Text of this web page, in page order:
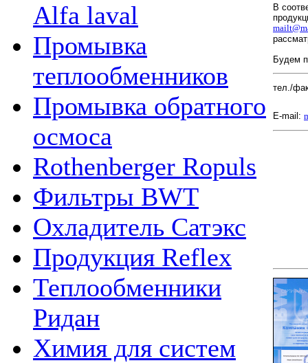
Alfa laval
Промывка
теплообменников
Промывка обратного
осмоса
Rothenberger Ropuls
Фильтры BWT
Охладитель Сатэкс
Продукция Reflex
Теплообменники
Ридан
Химия для систем
В
Будем
тел./
E-mail: